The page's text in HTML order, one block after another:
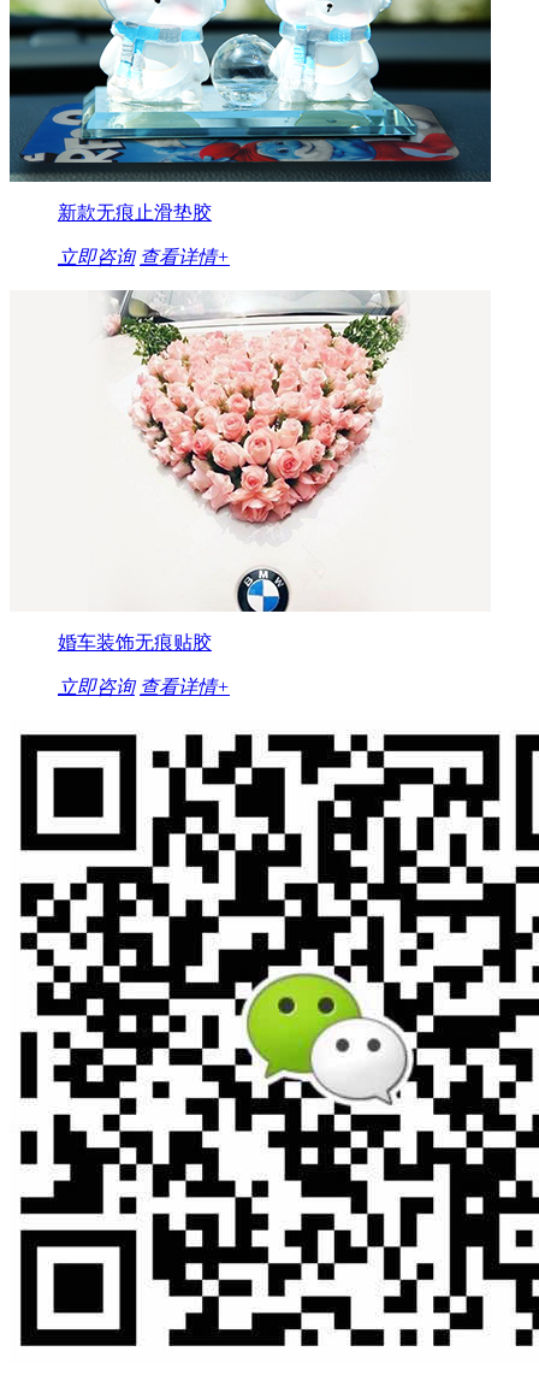
新款无痕止滑垫胶
立即咨询 查看详情+
婚车装饰无痕贴胶
立即咨询 查看详情+